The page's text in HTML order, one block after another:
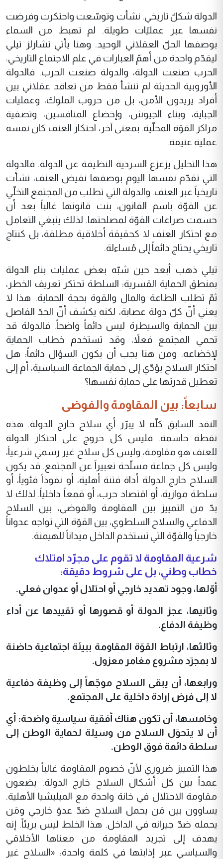
الدولة شكلٌ تاريخي. نشأت وتوسّعت واحتكرت وفرضت
نفسها عبر عمليّات طويلة. لم تهبط من السماء
بوصفها الحلّ العقلاني الوحيد. وهنا يأتي تشارلز تيلي
ليقدّم واحدة من أهمّ العبارات في علم الاجتماع التاريخي:
الحرب صنعت الدولة، والدولة صنعت الحرب. فالدولة
الأوروبية الحديثة لم تنشأ فقط من تعاقد عقلاني بين
أفراد يريدون الأمن، بل من حروب الملوك، وعمليات
الجباية، وبناء الجيوش، وإخضاع المنافسين، وتصفية
مراكز القوّة المحلّية. بمعنى آخر، احتكار العنف كان نفسه
عملية عنيفة.
هذا التحليل يزعزع السردية النظيفة عن الدولة. فالدولة
التي تقدّم نفسها اليوم بوصفها نقيض العنف، نشأت
تاريخياً عبر العنف. والدولة التي تطلب من المجتمع التخلّي
عن القوّة باسم القانون، بنت قانونها غالباً بعد أن
حسمت صراعات القوّة لمصلحتها. لذلك ينبغي التعامل
مع احتكار العنف لا كحقيقة أخلاقية مطلقة، بل كنتاج
تاريخي يحتاج دائماً إلى مُساءلة.
تيلي ذهب أبعد حين شبّه بعض عمليات بناء الدولة
بمنطق الحماية القسرية: السلطة تحتكر تعريف الخطر،
ثمّ تطلب الطاعة والمال والقوة بحجة الحماية. هذا لا
يعني أنّ كلّ دولة عصابة، لكنه يكشف أنّ الحدّ الفاصل
بين الحماية والسيطرة ليس دائماً واضحاً. فالدولة قد
تحمي المجتمع فعلاً، وقد تستخدم خطاب الحماية
لإخضاعه. ومن هنا يجب أن يكون السؤال دائماً: هل
احتكار السلاح يؤدّي إلى حماية الجماعة السياسية، أم إلى
تعطيل قدرتها على حماية نفسها؟
سابعاً: بين المقاومة والفوضى
النقد السابق كلّه لا يبرّر أي سلاح خارج الدولة. هذه
نقطة حاسمة. فليس كل خروج على احتكار الدولة
للعنف هو مقاومة، وليس كل سلاح غير رسمي شرعياً،
وليس كل جماعة مسلّحة تعبيراً عن المجتمع. قد يكون
السلاح خارج الدولة أداة فتنة أهلية، أو نفوذاً فئوياً، أو
سلطة موازية، أو اقتصاد حرب، أو قمعاً داخلياً. لذلك لا
بدّ من التمييز بين المقاومة والفوضى، بين السلاح
الدفاعي والسلاح السلطوي، بين القوّة التي تواجه عدواناً
خارجياً والقوّة التي تستخدم الداخل ميداناً للهيمنة.
شرعية المقاومة لا تقوم على مجرّد امتلاك
خطاب وطني، بل على شروط دقيقة:
أوّلها، وجود تهديد خارجي أو احتلال أو عدوان فعلي.
وثانيها، عجز الدولة أو قصورها أو تقييدها عن أداء
وظيفة الدفاع.
وثالثها، ارتباط القوّة المقاومة ببيئة اجتماعية حاضنة
لا بمجرّد مشروع مغامر معزول.
ورابعها، أن يبقى السلاح موجّهاً إلى وظيفة دفاعية
لا إلى فرض إرادة داخلية على المجتمع.
وخامسها، أن تكون هناك أفقية سياسية واضحة: أي
أن لا يتحوّل السلاح من وسيلة لحماية الوطن إلى
سلطة دائمة فوق الوطن.
هذا التمييز ضروري لأنّ خصوم المقاومة غالباً يخلطون
عمداً بين كل أشكال السلاح خارج الدولة. يضعون
مقاومة الاحتلال في خانة واحدة مع الميليشيا الأهلية.
يساوون بين مَن يحمل السلاح ضدّ عدوّ خارجي ومَن
يحمله ضدّ جيرانه في الداخل. هذا الخلط ليس بريئاً. إنه
يهدف إلى تجريد المقاومة من معناها الأخلاقي
والسياسي عبر إذابتها في كلمة واحدة: «السلاح غير